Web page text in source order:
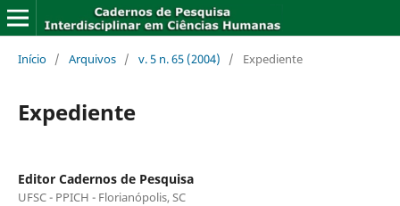
Início / Arquivos / v. 5 n. 65 (2004) / Expediente
Expediente
Editor Cadernos de Pesquisa
UFSC - PPICH - Florianópolis, SC